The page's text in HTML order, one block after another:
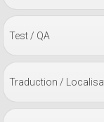
Test / QA
Traduction /